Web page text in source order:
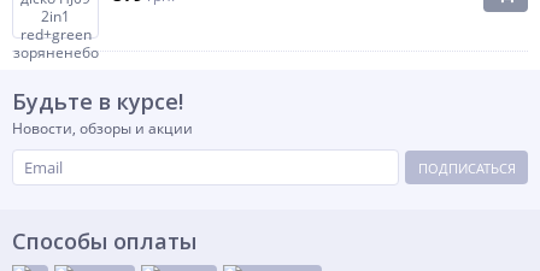
Будьте в курсе!
Новости, обзоры и акции
ПОДПИСАТЬСЯ
Способы оплаты